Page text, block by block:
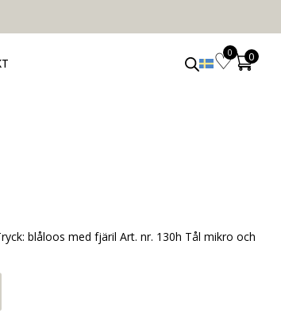
0
blåloos med fjäril Art. nr. 130h Tål mikro och